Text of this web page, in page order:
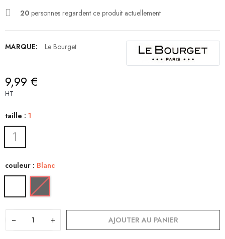
20 personnes regardent ce produit actuellement
MARQUE: Le Bourget
9,99 €
HT
taille : 1
couleur : Blanc
− + AJOUTER AU PANIER